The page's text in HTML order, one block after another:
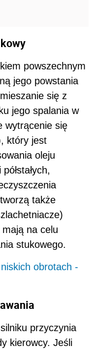
powszechnym
jego powstania
się z
jego spalania w
wytrącenie się
który jest
oleju
także
na celu
stukowego.
obrotach -
przyczynia
kierowcy. Jeśli